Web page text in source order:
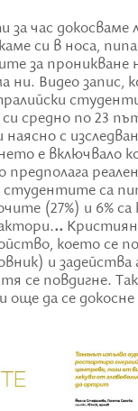
за час докосваме
си в носа,
за проникване
ни. Видео запис,
средно по 23
наясно с
е включвало
предполага
студентите са
(27%) и 6%
..
което се
и задейства
се повдигне.
още да се